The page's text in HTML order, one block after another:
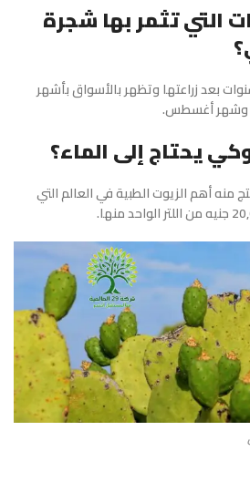
التي تثمر بها شجرة
بعد زراعتها وتظهر بالأسواق بأشهر
وشهر أغسطس.
يحتاج إلى الماء؟
منه أهم الزيوت الطبية في العالم التي